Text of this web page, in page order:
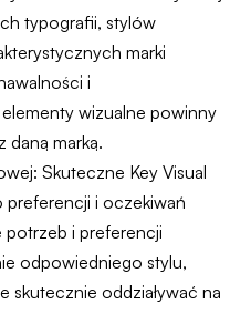
typografii, stylów
marki
i
wizualne powinny
marką.
Skuteczne Key Visual
i oczekiwań
i preferencji
odpowiedniego stylu,
skutecznie oddziaływać na